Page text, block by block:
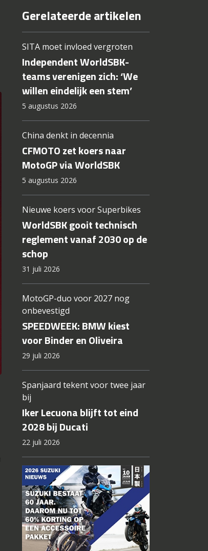
Gerelateerde artikelen
SITA moet invloed vergroten
Independent WorldSBK-
teams verenigen zich: ‘We
willen eindelijk een stem’
5 augustus 2026
China denkt in decennia
CFMOTO zet koers naar
MotoGP via WorldSBK
5 augustus 2026
Nieuwe koers voor Superbikes
WorldSBK gooit technisch
reglement vanaf 2030 op de
schop
31 juli 2026
MotoGP-duo voor 2027 nog
onbevestigd
SPEEDWEEK: BMW kiest
voor Binder en Oliveira
29 juli 2026
Spanjaard tekent voor twee jaar
bij
Iker Lecuona blijft tot eind
2028 bij Ducati
22 juli 2026